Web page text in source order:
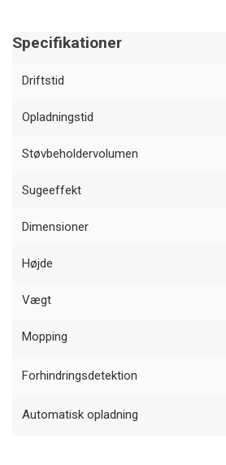
Specifikationer
Driftstid
Opladningstid
Støvbeholdervolumen
Sugeeffekt
Dimensioner
Højde
Vægt
Mopping
Forhindringsdetektion
Automatisk opladning